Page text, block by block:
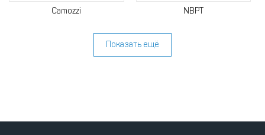
Camozzi NBPT
Показать ещё